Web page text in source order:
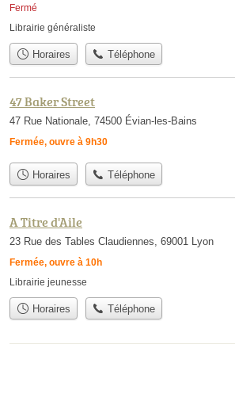
Fermé
Librairie généraliste
Horaires Téléphone
47 Baker Street
47 Rue Nationale, 74500 Évian-les-Bains
Fermée, ouvre à 9h30
Horaires Téléphone
A Titre d'Aile
23 Rue des Tables Claudiennes, 69001 Lyon
Fermée, ouvre à 10h
Librairie jeunesse
Horaires Téléphone